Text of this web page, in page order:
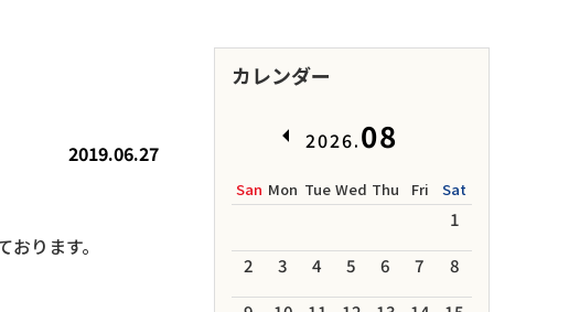
2019.06.27
ります。
カレンダー
2026.08
San Mon Tue Wed Thu Fri Sat
1
2
3 4 5 6 7
8